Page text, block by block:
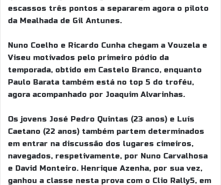
escassos três pontos a separarem agora o piloto
da Mealhada de Gil Antunes.
Nuno Coelho e Ricardo Cunha chegam a Vouzela e
Viseu motivados pelo primeiro pódio da
temporada, obtido em Castelo Branco, enquanto
Paulo Barata também está no top 5 do troféu,
agora acompanhado por Joaquim Alvarinhas.
Os jovens José Pedro Quintas (23 anos) e Luís
Caetano (22 anos) também partem determinados
em entrar na discussão dos lugares cimeiros,
navegados, respetivamente, por Nuno Carvalhosa
e David Monteiro. Henrique Azenha, por sua vez,
ganhou a classe nesta prova com o Clio Rally5, em